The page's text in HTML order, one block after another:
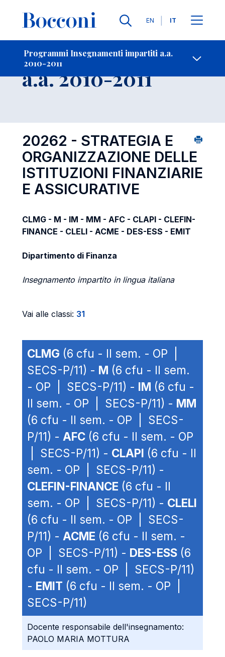
Lingue
EN IT
Programmi Insegnamenti impartiti a.a.
2010-2011
-
Insegnamento
a.a. 2010-2011
20262 - STRATEGIA E
ORGANIZZAZIONE DELLE
ISTITUZIONI FINANZIARIE
E ASSICURATIVE
CLMG - M - IM - MM - AFC - CLAPI - CLEFIN-
FINANCE - CLELI - ACME - DES-ESS - EMIT
Dipartimento di Finanza
Insegnamento impartito in lingua italiana
Vai alle classi: 31
CLMG (6 cfu - II sem. - OP |
SECS-P/11) - M (6 cfu - II sem.
- OP | SECS-P/11) - IM (6 cfu -
II sem. - OP | SECS-P/11) - MM
(6 cfu - II sem. - OP | SECS-
P/11) - AFC (6 cfu - II sem. - OP
| SECS-P/11) - CLAPI (6 cfu - II
sem. - OP | SECS-P/11) -
CLEFIN-FINANCE (6 cfu - II
sem. - OP | SECS-P/11) - CLELI
(6 cfu - II sem. - OP | SECS-
P/11) - ACME (6 cfu - II sem. -
OP | SECS-P/11) - DES-ESS (6
cfu - II sem. - OP | SECS-P/11)
- EMIT (6 cfu - II sem. - OP |
SECS-P/11)
Docente responsabile dell'insegnamento:
PAOLO MARIA MOTTURA